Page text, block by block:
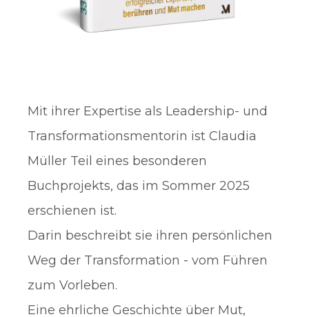
Mit ihrer Expertise als Leadership- und
Transformationsmentorin ist Claudia
Müller Teil eines besonderen
Buchprojekts, das im Sommer 2025
erschienen ist.
Darin beschreibt sie ihren persönlichen
Weg der Transformation - vom Führen
zum Vorleben.
Eine ehrliche Geschichte über Mut,